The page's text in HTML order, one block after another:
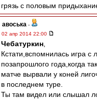
грязь с половым
авоська -
02 апр 2014 22:00
Чебатуркин
Кстати,вспомнилась игра с
позапрошлого года,когда
матче вырвали у коней
в последнем туре.
Ты там видел или слышал